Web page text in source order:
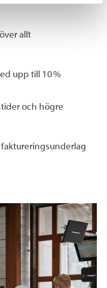
allt
upp till 10 %
och högre